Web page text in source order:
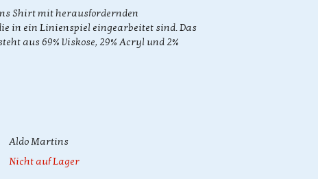
Shirt mit herausfordernden
in ein Linienspiel eingearbeitet sind. Das
aus 69% Viskose, 29% Acryl und 2%
Aldo Martins
Nicht auf Lager